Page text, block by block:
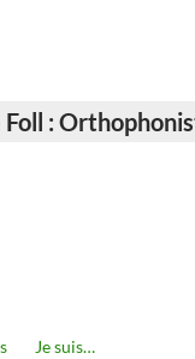
Foll :
Je suis…